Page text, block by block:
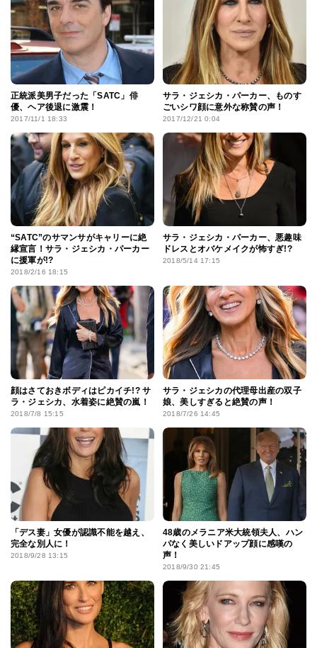
正統派美男子だった「SATC」俳
優、ヘア後退に激震！
2017/11/1 18:33
サラ・ジェシカ・パーカー、ものす
ごいシワ顔に意外な称賛の声！
2017/12/21 0:04
“SATC”のサマンサがキャリーに絶
縁宣言！サラ・ジェシカ・パーカー
に援軍が!?
2018/2/16 18:15
サラ・ジェシカ・パーカー、悪趣味
ドレスとオバケメイクが怖すぎ!?
2018/5/14 17:15
顔はさておきボディはピカイチ!? サ
ラ・ジェシカ、水着姿に絶賛の嵐！
2018/7/8 15:15
サラ・ジェシカの代理母出産の双子
娘、美しすぎると絶賛の声！
2018/7/26 14:45
「デス妻」女優が認識不能を越え、
完全な別人に！
2018/9/28 13:15
48歳のメラニア米大統領夫人、ハン
パなく美しいドアップ顔に感嘆の
声！
2018/9/30 21:45